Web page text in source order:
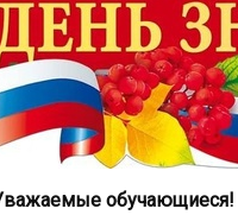
обучающиеся!